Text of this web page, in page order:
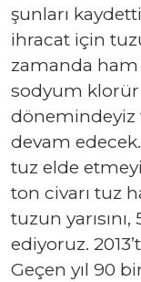
şunları
ihracat için
zamanda ham
sodyum klorür
dönemindeyiz
devam
tuz elde
ton civarı tuz
tuzun
ediyoruz.
Geçen yıl 90